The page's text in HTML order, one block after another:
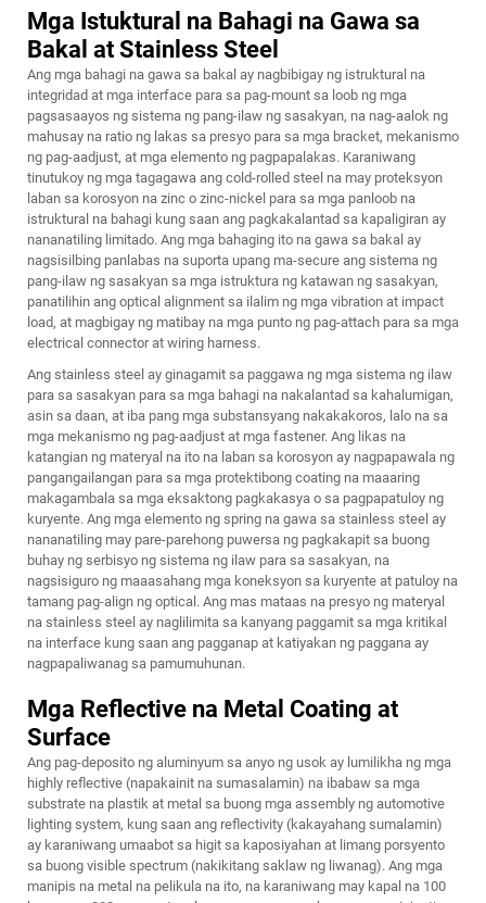
Mga Istuktural na Bahagi na Gawa sa
Bakal at Stainless Steel
Ang mga bahagi na gawa sa bakal ay nagbibigay ng istruktural na
integridad at mga interface para sa pag-mount sa loob ng mga
pagsasaayos ng sistema ng pang-ilaw ng sasakyan, na nag-aalok ng
mahusay na ratio ng lakas sa presyo para sa mga bracket, mekanismo
ng pag-aadjust, at mga elemento ng pagpapalakas. Karaniwang
tinutukoy ng mga tagagawa ang cold-rolled steel na may proteksyon
laban sa korosyon na zinc o zinc-nickel para sa mga panloob na
istruktural na bahagi kung saan ang pagkakalantad sa kapaligiran ay
nananatiling limitado. Ang mga bahaging ito na gawa sa bakal ay
nagsisilbing panlabas na suporta upang ma-secure ang sistema ng
pang-ilaw ng sasakyan sa mga istruktura ng katawan ng sasakyan,
panatilihin ang optical alignment sa ilalim ng mga vibration at impact
load, at magbigay ng matibay na mga punto ng pag-attach para sa mga
electrical connector at wiring harness.
Ang stainless steel ay ginagamit sa paggawa ng mga sistema ng ilaw
para sa sasakyan para sa mga bahagi na nakalantad sa kahalumigan,
asin sa daan, at iba pang mga substansyang nakakakoros, lalo na sa
mga mekanismo ng pag-aadjust at mga fastener. Ang likas na
katangian ng materyal na ito na laban sa korosyon ay nagpapawala ng
pangangailangan para sa mga protektibong coating na maaaring
makagambala sa mga eksaktong pagkakasya o sa pagpapatuloy ng
kuryente. Ang mga elemento ng spring na gawa sa stainless steel ay
nananatiling may pare-parehong puwersa ng pagkakapit sa buong
buhay ng serbisyo ng sistema ng ilaw para sa sasakyan, na
nagsisiguro ng maaasahang mga koneksyon sa kuryente at patuloy na
tamang pag-align ng optical. Ang mas mataas na presyo ng materyal
na stainless steel ay naglilimita sa kanyang paggamit sa mga kritikal
na interface kung saan ang pagganap at katiyakan ng paggana ay
nagpapaliwanag sa pamumuhunan.
Mga Reflective na Metal Coating at
Surface
Ang pag-deposito ng aluminyum sa anyo ng usok ay lumilikha ng mga
highly reflective (napakainit na sumasalamin) na ibabaw sa mga
substrate na plastik at metal sa buong mga assembly ng automotive
lighting system, kung saan ang reflectivity (kakayahang sumalamin)
ay karaniwang umaabot sa higit sa kaposiyahan at limang porsyento
sa buong visible spectrum (nakikitang saklaw ng liwanag). Ang mga
manipis na metal na pelikula na ito, na karaniwang may kapal na 100